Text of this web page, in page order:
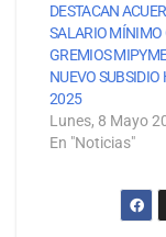
DESTACAN
SALARIO MÍNIMO
GREMIOS
NUEVO SUBSIDIO
2025
Lunes, 8 Mayo
En "Noticias"